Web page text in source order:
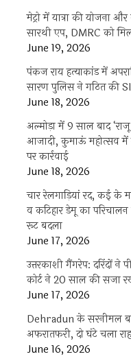
मेट्रो में यात्रा की योजना
सारथी एप, DMRC को
June 19, 2026
पंकज राय हत्याकांड में
सारण पुलिस ने गठित की
June 18, 2026
अल्मोड़ा में 9 साल बाद
आजादी, कुमाऊं महोत्सव में
पर कार्रवाई
June 18, 2026
चार रेलगाड़ियां रद, कई के
व कटिहार डेमू का
रूट बदला
June 17, 2026
उत्तरकाशी गैंगरेप: दरिंदों ने
कोर्ट ने 20 साल की सजा
June 17, 2026
Dehradun के सरनीमल
अफरातफरी, दो घंटे चला
June 16, 2026